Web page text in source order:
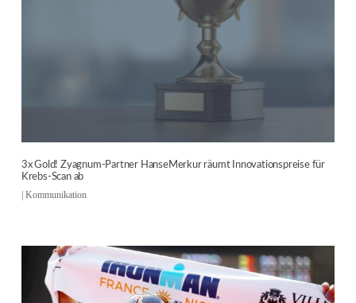
3x Gold! Zyagnum-Partner HanseMerkur räumt Innovationspreise für
Krebs-Scan ab
| Kommunikation